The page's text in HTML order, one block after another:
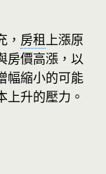
， 房租上漲原
房價高漲，以
幅縮小的可能
上升的壓力。